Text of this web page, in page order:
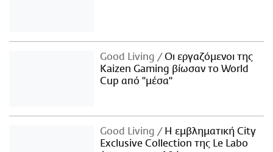
Good Living
Οι εργαζόμενοι της
Kaizen Gaming βίωσαν το World
Cup από "μέσα"
Good Living
Η εμβληματική City
Exclusive Collection της Le Labo